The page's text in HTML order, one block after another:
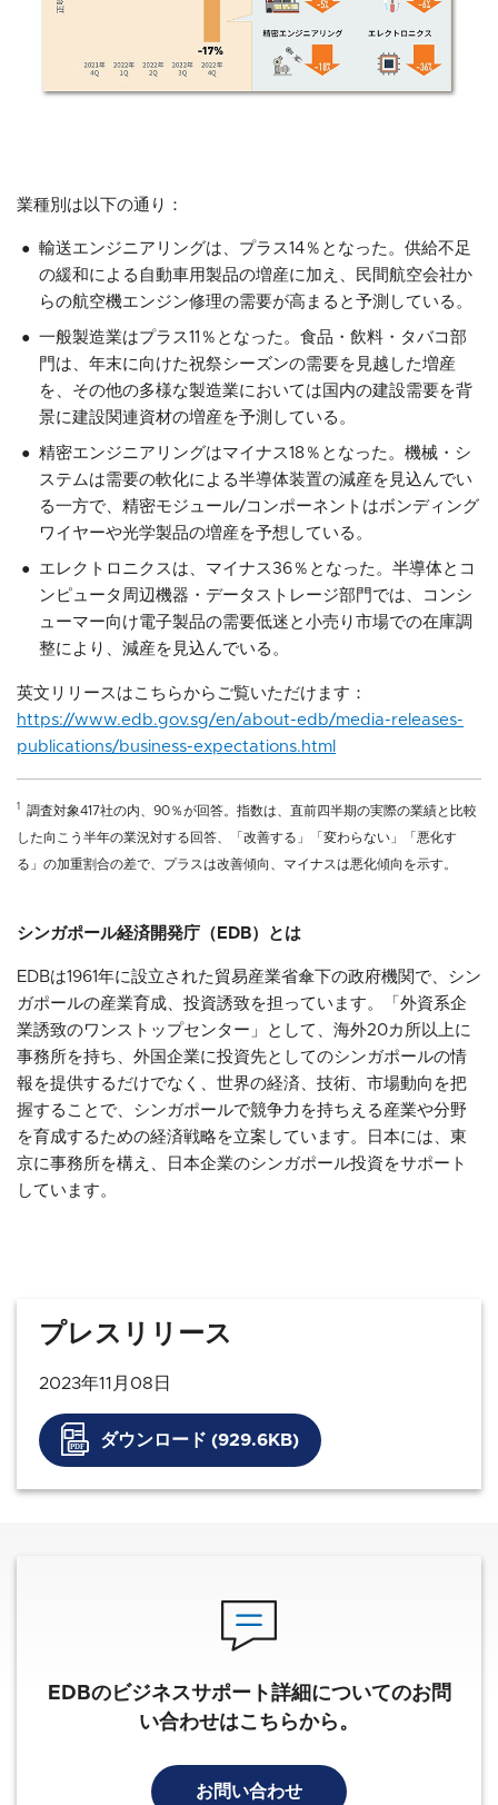
業種別は以下の通り：
輸送エンジニアリングは、プラス14％となった。供給不足
の緩和による自動車用製品の増産に加え、民間航空会社か
らの航空機エンジン修理の需要が高まると予測している。
一般製造業はプラス11％となった。食品・飲料・タバコ部
門は、年末に向けた祝祭シーズンの需要を見越した増産
を、その他の多様な製造業においては国内の建設需要を背
景に建設関連資材の増産を予測している。
精密エンジニアリングはマイナス18％となった。機械・シ
ステムは需要の軟化による半導体装置の減産を見込んでい
る一方で、精密モジュール/コンポーネントはボンディング
ワイヤーや光学製品の増産を予想している。
エレクトロニクスは、マイナス36％となった。半導体とコ
ンピュータ周辺機器・データストレージ部門では、コンシ
ューマー向け電子製品の需要低迷と小売り市場での在庫調
整により、減産を見込んでいる。
英文リリースはこちらからご覧いただけます：
https://www.edb.gov.sg/en/about-edb/media-releases-
publications/business-expectations.html
1
調査対象417社の内、90％が回答。指数は、直前四半期の実際の業績と比較
した向こう半年の業況対する回答、「改善する」「変わらない」「悪化す
る」の加重割合の差で、プラスは改善傾向、マイナスは悪化傾向を示す。
シンガポール経済開発庁（EDB）とは
EDBは1961年に設立された貿易産業省傘下の政府機関で、シン
ガポールの産業育成、投資誘致を担っています。「外資系企
業誘致のワンストップセンター」として、海外20カ所以上に
事務所を持ち、外国企業に投資先としてのシンガポールの情
報を提供するだけでなく、世界の経済、技術、市場動向を把
握することで、シンガポールで競争力を持ちえる産業や分野
を育成するための経済戦略を立案しています。日本には、東
京に事務所を構え、日本企業のシンガポール投資をサポート
しています。
プレスリリース
2023年11月08日
ダウンロード (929.6KB)
EDBのビジネスサポート詳細についてのお問
い合わせはこちらから。
お問い合わせ